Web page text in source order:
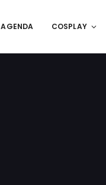
AGENDA COSPLAY